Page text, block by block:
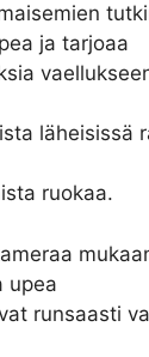
ja tarjoaa
läheisissä
ruokaa.
upea
runsaasti